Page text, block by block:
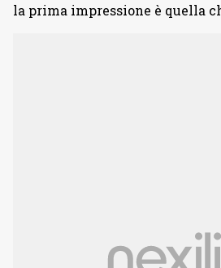
la prima impressione è quella